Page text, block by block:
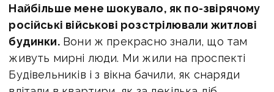
Найбільше мене шокувало, як по-звірячому
російські військові розстрілювали житлові
будинки.Вони ж прекрасно знали, що там
живуть мирні люди. Ми жили на проспекті
Будівельників і з вікна бачили, як снаряди